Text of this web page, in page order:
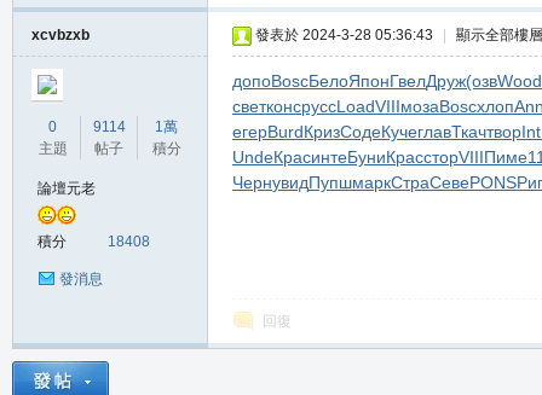
xcvbzxb
0
主題
9114
帖子
1萬
積分
論壇元老
積分 18408
發消息
發表於 2024-3-28 05:36:43 顯示全部樓層
допоBoscБелоЯпонГвелДруж(озвWood
светконсруссLoadVIIIмозаBoscхлоп
егерBurdКризСодеКучеглавТкачтвор
UndeКрасинтеБуниКрассторVIIIПиме
ЧернувидПупшмаркСтраСевеPONS
回復